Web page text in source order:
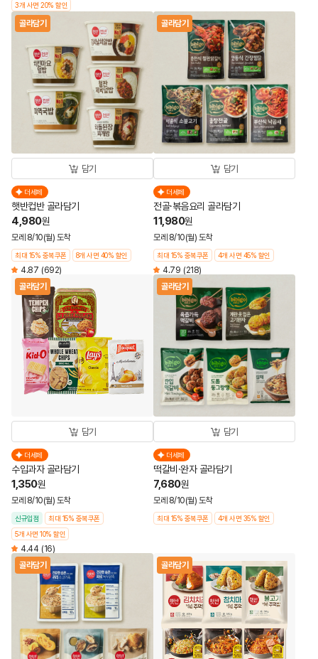
3개 사면 20% 할인
골라담기
담기
더세페
햇반컵반 골라담기
4,980원
모레 8/10(월) 도착
최대 15% 중복쿠폰 8개 사면 40% 할인
4.87 (692)
골라담기
담기
더세페
전골·볶음요리 골라담기
11,980원
모레 8/10(월) 도착
최대 15% 중복쿠폰 4개 사면 45% 할인
4.79 (218)
골라담기
담기
더세페
수입과자 골라담기
1,350원
모레 8/10(월) 도착
신규입점
최대 15% 중복쿠폰
5개 사면 10% 할인
4.44 (16)
골라담기
담기
더세페
떡갈비·완자 골라담기
7,680원
모레 8/10(월) 도착
최대 15% 중복쿠폰 4개 사면 35% 할인
골라담기 골라담기